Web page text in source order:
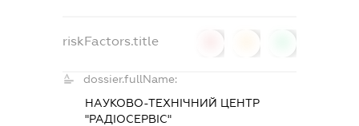
riskFactors.title
dossier.fullName:
НАУКОВО-ТЕХНІЧНИЙ ЦЕНТР
"РАДІОСЕРВІС"